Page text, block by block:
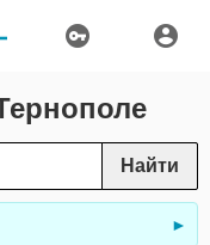
Найти
►